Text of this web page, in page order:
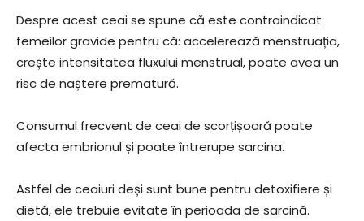
Despre acest ceai se spune că este contraindicat
femeilor gravide pentru că: accelerează menstruația,
crește intensitatea fluxului menstrual, poate avea un
risc de naștere prematură.
Consumul frecvent de ceai de scorțișoară poate
afecta embrionul și poate întrerupe sarcina.
Astfel de ceaiuri deși sunt bune pentru detoxifiere și
dietă, ele trebuie evitate în perioada de sarcină.